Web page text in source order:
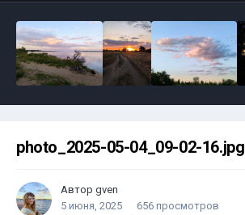
photo_2025-05-04_09-02-16.jpg
Автор gven
5 июня, 2025
656 просмотров